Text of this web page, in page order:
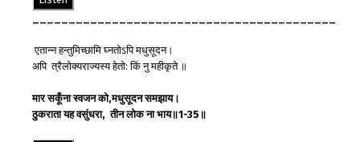
एतान्न हन्तुमिच्छामि घ्नतोऽपि मधुसूदन।
अपि त्रैलोक्यराज्यस्य हेतो: किं नु महीकृते ॥
मार सकूँना स्वजन को,मधुसूदन समझाय।
ठुकरातायहवसुंधरा,तीनलोकनाभाय॥1-35 ॥